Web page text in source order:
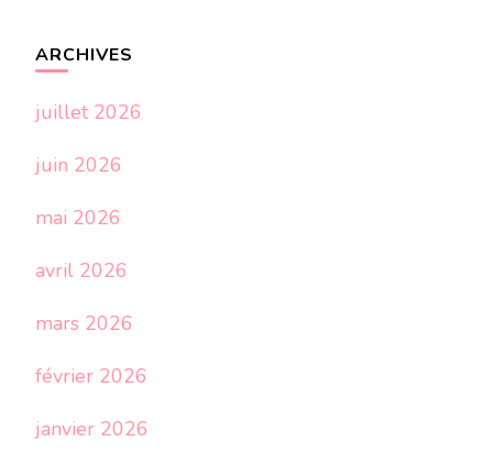
ARCHIVES
juillet 2026
juin 2026
mai 2026
avril 2026
mars 2026
février 2026
janvier 2026